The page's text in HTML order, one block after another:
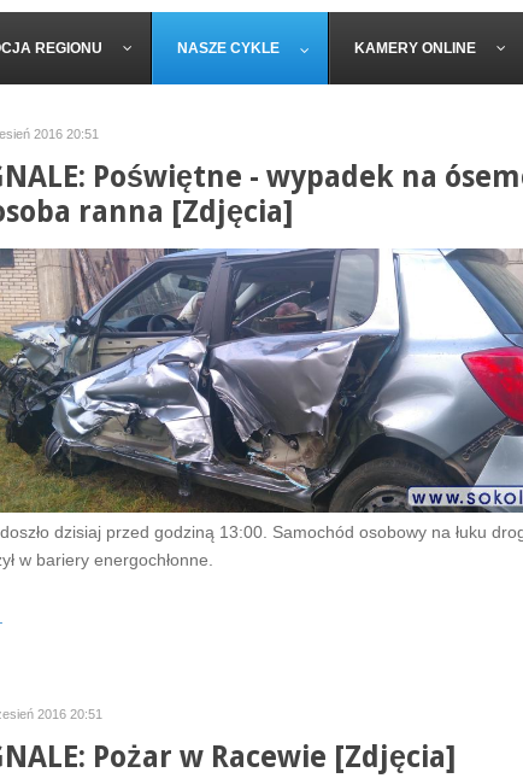
REGIONU NASZE CYKLE KAMERY ONLINE
2016 20:51
Poświętne - wypadek na
ranna [Zdjęcia]
dzisiaj przed godziną 13:00. Samochód osobowy na łuku
w bariery energochłonne.
2016 20:51
Pożar w Racewie [Zdjęcia]